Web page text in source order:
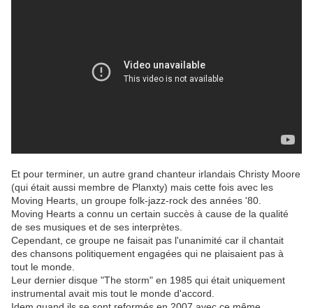
Et pour terminer, un autre grand chanteur irlandais Christy Moore
(qui était aussi membre de Planxty) mais cette fois avec les
Moving Hearts, un groupe folk-jazz-rock des années '80.
Moving Hearts a connu un certain succès à cause de la qualité
de ses musiques et de ses interprètes.
Cependant, ce groupe ne faisait pas l'unanimité car il chantait
des chansons politiquement engagées qui ne plaisaient pas à
tout le monde.
Leur dernier disque "The storm" en 1985 qui était uniquement
instrumental avait mis tout le monde d'accord.